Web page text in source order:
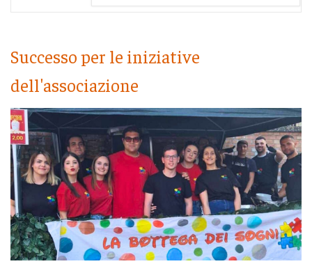
Successo per le iniziative
dell'associazione